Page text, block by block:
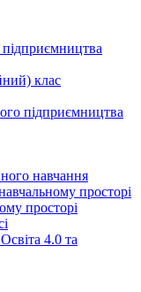
клас
підприємництва
навчання
просторі
просторі
4.0 та